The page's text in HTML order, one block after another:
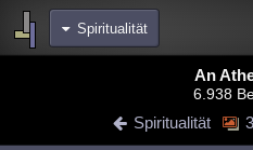
Spiritualität
Chat Wiki Neuigkeiten
An
6.938
Spiritualität